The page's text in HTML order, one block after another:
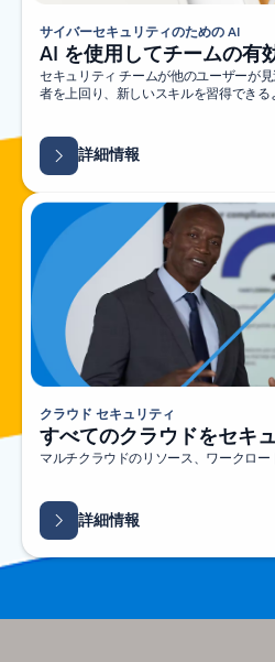
サイバーセキュリティのための AI
AI を使用してチームの有
セキュリティ チームが他のユーザーが
者を上回り、新しいスキルを習得できる
詳細情報
クラウド セキュリティ
すべてのクラウドをセキ
マルチクラウドのリソース、ワークロー
詳細情報